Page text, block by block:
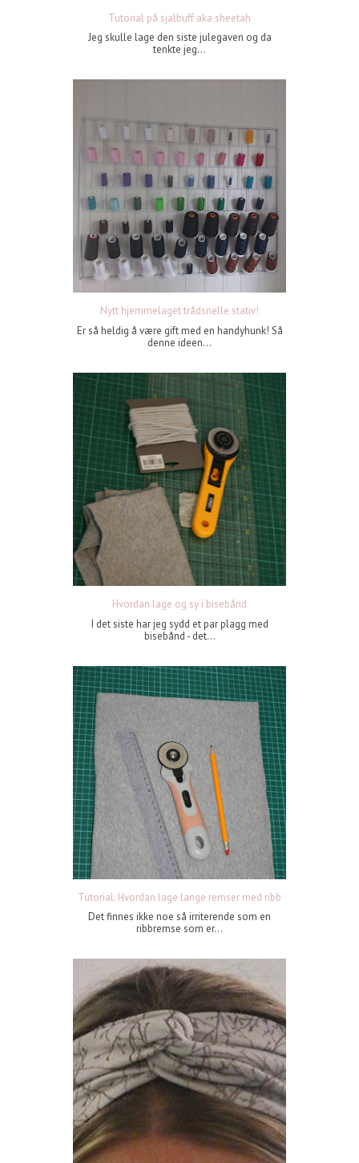
Tutorial på sjalbuff aka sheetah
Jeg skulle lage den siste julegaven og da
tenkte jeg...
Nytt hjemmelaget trådsnelle stativ!
Er så heldig å være gift med en handyhunk! Så
denne ideen...
Hvordan lage og sy i bisebånd
I det siste har jeg sydd et par plagg med
bisebånd - det...
Tutorial: Hvordan lage lange remser med ribb
Det finnes ikke noe så irriterende som en
ribbremse som er...